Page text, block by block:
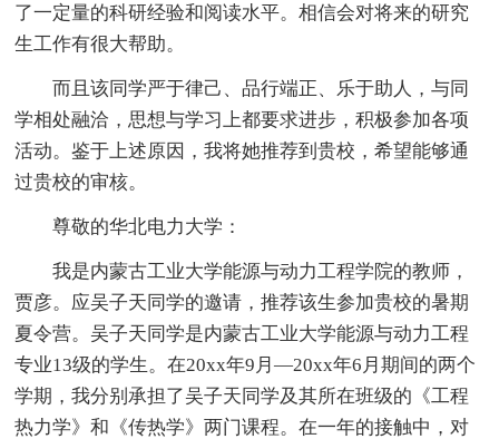
了一定量的科研经验和阅读水平。相信会对将来的研究
生工作有很大帮助。
而且该同学严于律己、品行端正、乐于助人，与同
学相处融洽，思想与学习上都要求进步，积极参加各项
活动。鉴于上述原因，我将她推荐到贵校，希望能够通
过贵校的审核。
尊敬的华北电力大学：
我是内蒙古工业大学能源与动力工程学院的教师，
贾彦。应吴子天同学的邀请，推荐该生参加贵校的暑期
夏令营。吴子天同学是内蒙古工业大学能源与动力工程
专业13级的学生。在20xx年9月—20xx年6月期间的两个
学期，我分别承担了吴子天同学及其所在班级的《工程
热力学》和《传热学》两门课程。在一年的接触中，对